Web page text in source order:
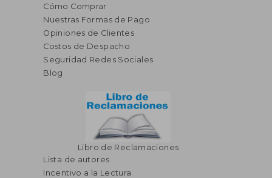
Cómo Comprar
Nuestras Formas de Pago
Opiniones de Clientes
Costos de Despacho
Seguridad Redes Sociales
Blog
Libro de Reclamaciones
Lista de autores
Incentivo a la Lectura